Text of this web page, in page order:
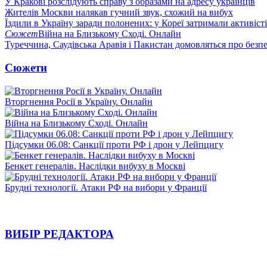
Жителів Москви налякав гучний звук, схожий на вибух
Їздили в Україну заради полонених: у Кореї затримали
СюжетВійна на Близькому Сході. Онлайн
Туреччина, Саудівська Аравія і Пакистан домовляться про
Сюжети
Вторгнення Росії в Україну. Онлайн
Війна на Близькому Сході. Онлайн
Підсумки 06.08: Санкції проти РФ і дрон у Лейпцигу
Бенкет генералів. Наслідки вибуху в Москві
Брудні технології. Атаки РФ на вибори у Франції
ВИБІР РЕДАКТОРА